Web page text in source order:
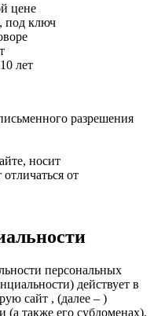
цене
под ключ
лет
разрешения
носит
от
персональных
действует в
сайт , (далее – )
также его субдоменах),